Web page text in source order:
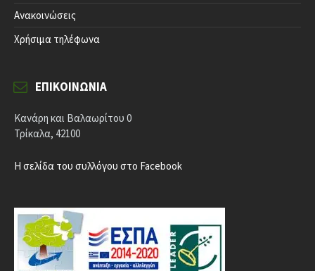
Ανακοινώσεις
Χρήσιμα τηλέφωνα
ΕΠΙΚΟΙΝΩΝΊΑ
Κανάρη και Βαλαωρίτου 0
Τρίκαλα, 42100
Η σελίδα του συλλόγου στο Facebook